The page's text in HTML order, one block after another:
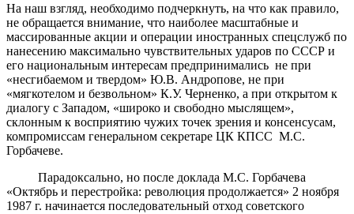
На наш взгляд, необходимо подчеркнуть, на что как правило,
не обращается внимание, что наиболее масштабные и
массированные акции и операции иностранных спецслужб по
нанесению максимально чувствительных ударов по СССР и
его национальным интересам предпринимались не при
«несгибаемом и твердом» Ю.В. Андропове, не при
«мягкотелом и безвольном» К.У. Черненко, а при открытом к
диалогу с Западом, «широко и свободно мыслящем»,
склонным к восприятию чужих точек зрения и консенсусам,
компромиссам генеральном секретаре ЦК КПСС М.С.
Горбачеве.
Парадоксально, но после доклада М.С. Горбачева
«Октябрь и перестройка: революция продолжается» 2 ноября
1987 г. начинается последовательный отход советского